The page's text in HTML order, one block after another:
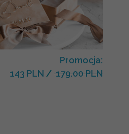
Promocja:
143 PLN / 179.00 PLN